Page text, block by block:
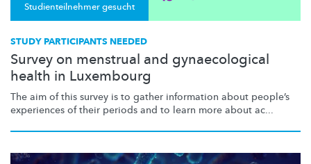
Studienteilnehmer gesucht
STUDY PARTICIPANTS NEEDED
Survey on menstrual and gynaecological
health in Luxembourg
The aim of this survey is to gather information about people’s
experiences of their periods and to learn more about ac...